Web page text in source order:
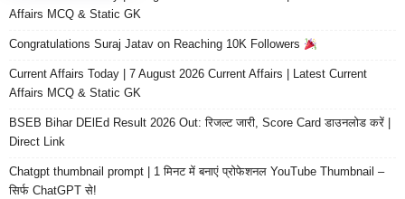
Affairs MCQ & Static GK
Congratulations Suraj Jatav on Reaching 10K Followers
Current Affairs Today | 7 August 2026 Current Affairs | Latest Current
Affairs MCQ & Static GK
BSEB Bihar DElEd Result 2026 Out: रिजल्ट जारी, Score Card डाउनलोड करें |
Direct Link
Chatgpt thumbnail prompt | 1 मिनट में बनाएं प्रोफेशनल YouTube Thumbnail –
सिर्फ ChatGPT से!